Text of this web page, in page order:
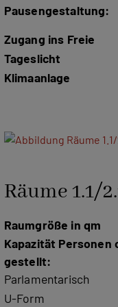
Pausengestaltung:
Zugang ins Freie
Tageslicht
Klimaanlage
Räume 1.1/
Raumgröße in qm
Kapazität Personen
gestellt:
Parlamentarisch
U-Form